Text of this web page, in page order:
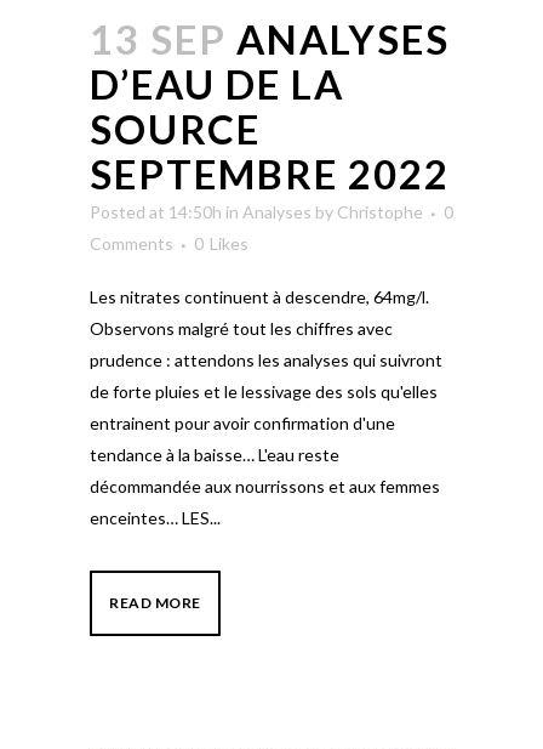
13 SEP ANALYSES
D’EAU DE LA
SOURCE
SEPTEMBRE 2022
Posted at 14:50h in Analyses by Christophe
0
Comments
0 Likes
Les nitrates continuent à descendre, 64mg/l.
Observons malgré tout les chiffres avec
prudence : attendons les analyses qui suivront
de forte pluies et le lessivage des sols qu'elles
entrainent pour avoir confirmation d'une
tendance à la baisse… L'eau reste
décommandée aux nourrissons et aux femmes
enceintes… LES...
READ MORE